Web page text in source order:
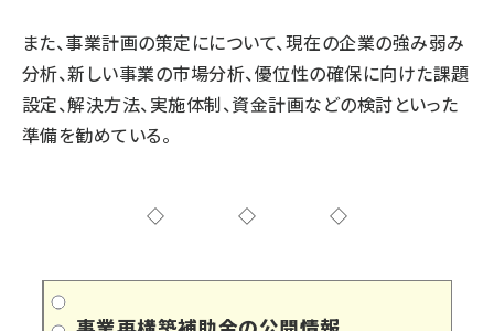
また、事業計画の策定にについて、現在の企業の強み弱み
分析、新しい事業の市場分析、優位性の確保に向けた課題
設定、解決方法、実施体制、資金計画などの検討といった
準備を勧めている。
◇◇◇